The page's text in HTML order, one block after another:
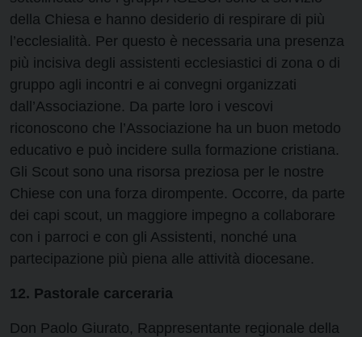
della Chiesa e hanno desiderio di respirare di più
l’ecclesialità. Per questo è necessaria una presenza
più incisiva degli assistenti ecclesiastici di zona o di
gruppo agli incontri e ai convegni organizzati
dall’Associazione. Da parte loro i vescovi
riconoscono che l’Associazione ha un buon metodo
educativo e può incidere sulla formazione cristiana.
Gli Scout sono una risorsa preziosa per le nostre
Chiese con una forza dirompente. Occorre, da parte
dei capi scout, un maggiore impegno a collaborare
con i parroci e con gli Assistenti, nonché una
partecipazione più piena alle attività diocesane.
12. Pastorale carceraria
Don Paolo Giurato, Rappresentante regionale della